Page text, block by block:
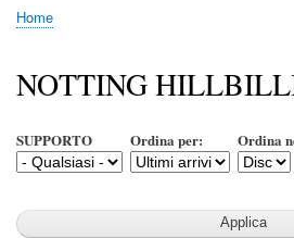
Home
Lista Autori
Contatti
Spedizione & Consegna
Legenda
Condizioni per l'uso
Briciole
pane
Home
NOTTING
SUPPORTO Ordina per: Ordina